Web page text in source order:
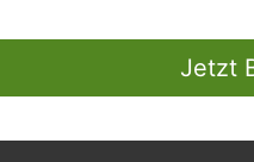
Jetzt